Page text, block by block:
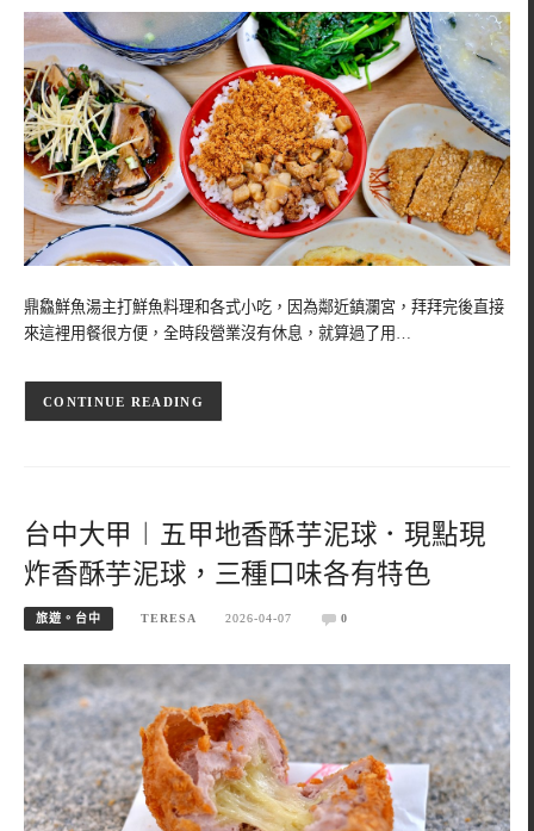
鼎鱻鮮魚湯主打鮮魚料理和各式小吃，因為鄰近鎮瀾宮，拜拜完後直接
來這裡用餐很方便，全時段營業沒有休息，就算過了用…
CONTINUE READING
台中大甲︱五甲地香酥芋泥球．現點現
炸香酥芋泥球，三種口味各有特色
旅遊。台中 TERESA 2026-04-07 0